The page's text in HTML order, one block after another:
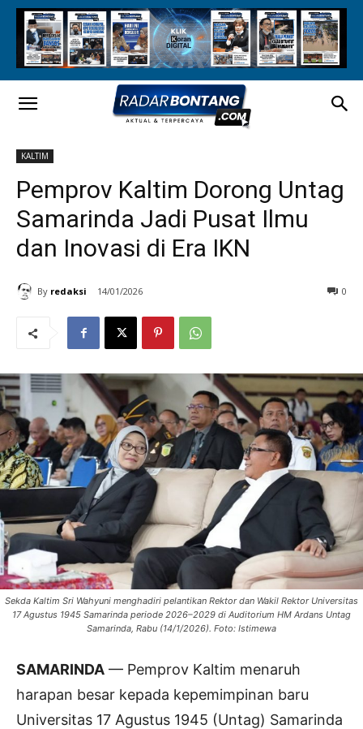
KALTIM
Pemprov Kaltim Dorong Untag
Samarinda Jadi Pusat Ilmu
dan Inovasi di Era IKN
By redaksi 14/01/2026 0
Sekda Kaltim Sri Wahyuni menghadiri pelantikan Rektor dan Wakil Rektor Universitas
17 Agustus 1945 Samarinda periode 2026–2029 di Auditorium HM Ardans Untag
Samarinda, Rabu (14/1/2026). Foto: Istimewa
SAMARINDA — Pemprov Kaltim menaruh
harapan besar kepada kepemimpinan baru
Universitas 17 Agustus 1945 (Untag) Samarinda